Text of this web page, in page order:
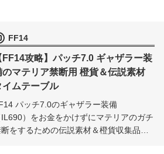
FF14
FF14攻略】パッチ7.0 ギャザラー装
のマテリア禁断用 橙貨＆伝説素材
イムテーブル
パッチ7.0のギャザラー装備
IL690）をお金をかけずにマテリアのガチ
をするための伝説素材＆橙貨収集品の